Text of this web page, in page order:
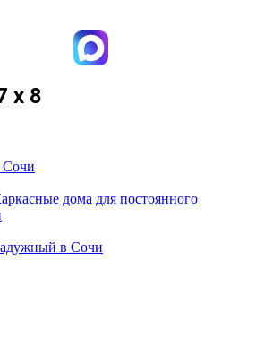
х 8
Сочи
дома для постоянного
в Сочи